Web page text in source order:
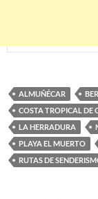
ALMUÑÉCAR
COSTA TROPICAL DE
LA HERRADURA
PLAYA EL MUERTO
RUTAS DE